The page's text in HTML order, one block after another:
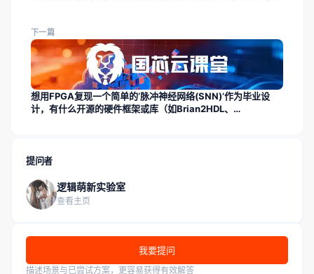
下一篇
想用FPGA复现一个简单的‘脉冲神经网络(SNN)’作为毕业设
计，有什么开源的硬件框架或库（如Brian2HDL、
提问者
逻辑萌新实验室
查看主页
我要提问
描述场景与已尝试方案，更容易获得有效解答